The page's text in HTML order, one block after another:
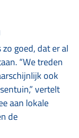
goed, dat er al
“We treden
ook
vertelt
aan lokale
de